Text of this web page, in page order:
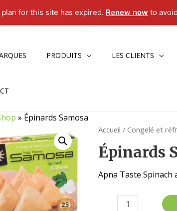
for this site has expired. Renew now to
PRODUITS LES CLIENTS
» Épinards Samosa
Accueil / Congelé et
Épinards
Apna Taste Spinach
quantité